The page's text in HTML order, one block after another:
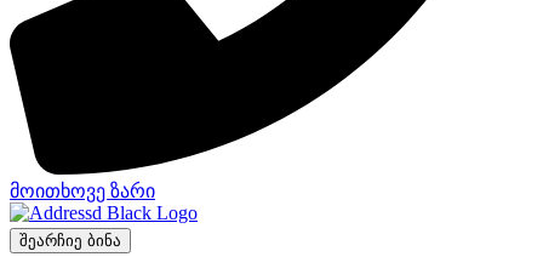
მოითხოვე ზარი
შეარჩიე ბინა